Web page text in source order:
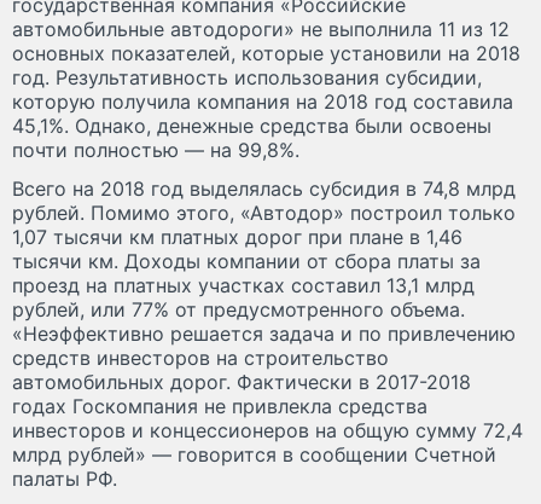
государственная компания «Российские
автомобильные автодороги» не выполнила 11 из 12
основных показателей, которые установили на 2018
год. Результативность использования субсидии,
которую получила компания на 2018 год составила
45,1%. Однако, денежные средства были освоены
почти полностью — на 99,8%.
Всего на 2018 год выделялась субсидия в 74,8 млрд
рублей. Помимо этого, «Автодор» построил только
1,07 тысячи км платных дорог при плане в 1,46
тысячи км. Доходы компании от сбора платы за
проезд на платных участках составил 13,1 млрд
рублей, или 77% от предусмотренного объема.
«Неэффективно решается задача и по привлечению
средств инвесторов на строительство
автомобильных дорог. Фактически в 2017-2018
годах Госкомпания не привлекла средства
инвесторов и концессионеров на общую сумму 72,4
млрд рублей» — говорится в сообщении Счетной
палаты РФ.